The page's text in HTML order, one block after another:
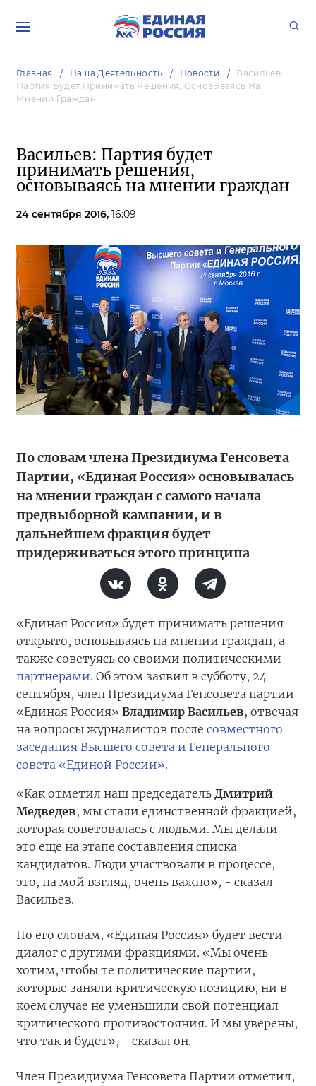
Главная Наша Деятельность Новости
Васильев:
Партия Будет Принимать Решения, Основываясь На
Мнении Граждан
Васильев: Партия будет
принимать решения,
основываясь на мнении граждан
24 сентября 2016, 16:09
По словам члена Президиума Генсовета
Партии, «Единая Россия» основывалась
на мнении граждан с самого начала
предвыборной кампании, и в
дальнейшем фракция будет
придерживаться этого принципа
«Единая Россия» будет принимать решения
открыто, основываясь на мнении граждан, а
также советуясь со своими политическими
партнерами. Об этом заявил в субботу, 24
сентября, член Президиума Генсовета партии
«Единая Россия» Владимир Васильев, отвечая
на вопросы журналистов после совместного
заседания Высшего совета и Генерального
совета «Единой России».
«Как отметил наш председатель Дмитрий
Медведев, мы стали единственной фракцией,
которая советовалась с людьми. Мы делали
это еще на этапе составления списка
кандидатов. Люди участвовали в процессе,
это, на мой взгляд, очень важно», - сказал
Васильев.
По его словам, «Единая Россия» будет вести
диалог с другими фракциями. «Мы очень
хотим, чтобы те политические партии,
которые заняли критическую позицию, ни в
коем случае не уменьшили свой потенциал
критического противостояния. И мы уверены,
что так и будет», - сказал он.
Член Президиума Генсовета Партии отметил,